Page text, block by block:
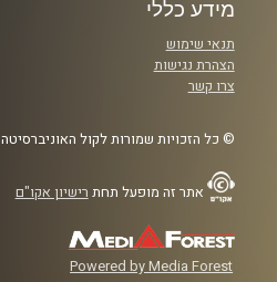
מידע כללי
תנאי שימוש
הצהרת נגישות
צרו קשר
© כל הזכויות שמורות לקול האוניברסיטה
אתר זה מופעל תחת רישיון אקו"ם
Powered by Media Forest